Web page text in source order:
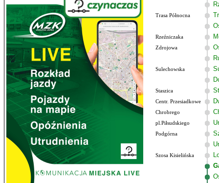
Trasa Północna
Rzeźniczaka
Zdrojowa
Sulechowska
Staszica
Centr. Przesiadkowe
Chrobrego
pl.Piłsudskiego
Podgórna
Szosa Kisielińska